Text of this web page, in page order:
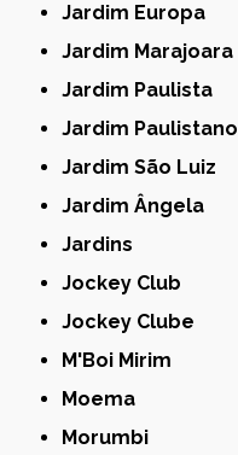
Jardim Europa
Jardim Marajoara
Jardim Paulista
Jardim Paulistano
Jardim São Luiz
Jardim Ângela
Jardins
Jockey Club
Jockey Clube
M'Boi Mirim
Moema
Morumbi